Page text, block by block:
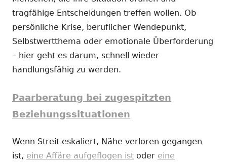
tragfähige Entscheidungen treffen wollen. Ob
persönliche Krise, beruflicher Wendepunkt,
Selbstwertthema oder emotionale Überforderung
– hier geht es darum, schnell wieder
handlungsfähig zu werden.
Paarberatung bei zugespitzten
Beziehungssituationen
Wenn Streit eskaliert, Nähe verloren gegangen
ist, eine Affäre aufgeflogen ist oder eine